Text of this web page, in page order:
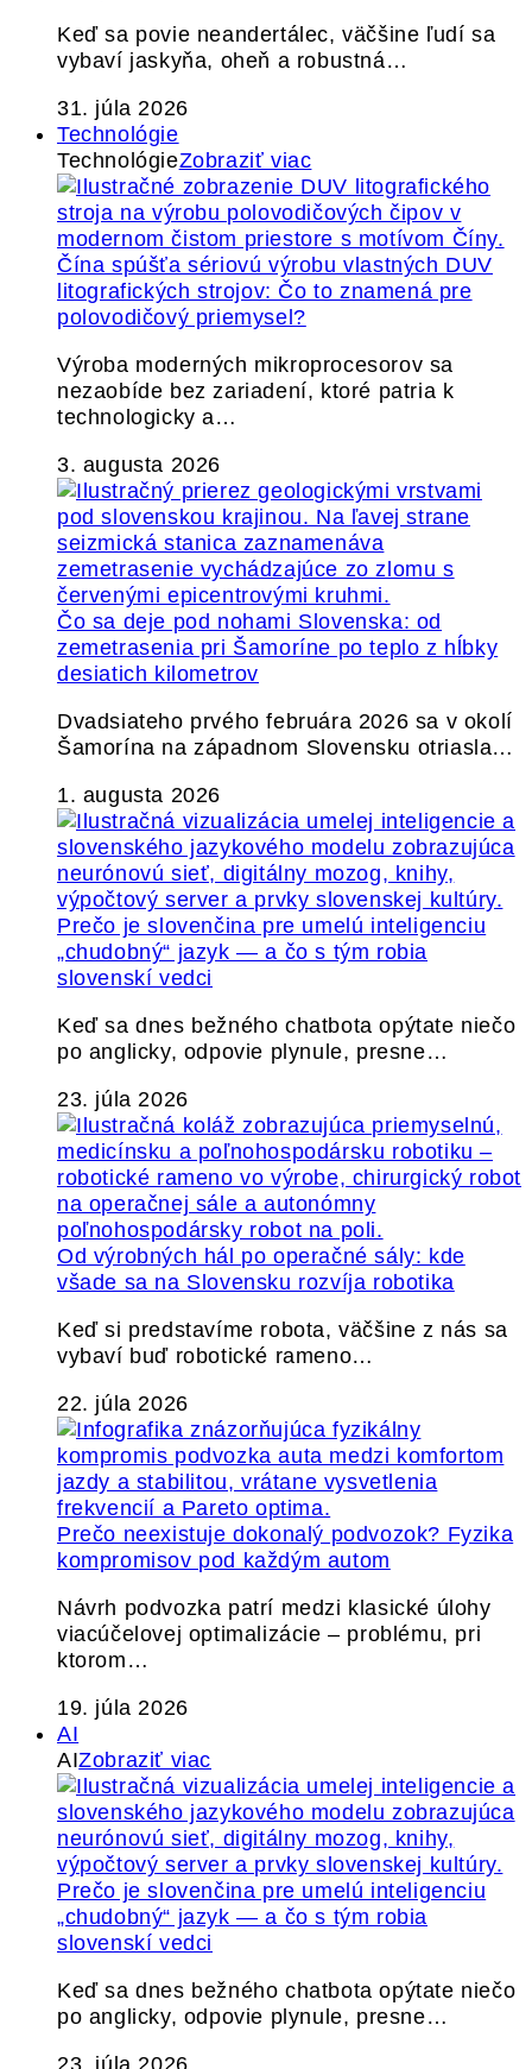
Keď sa povie neandertálec, väčšine ľudí sa
vybaví jaskyňa, oheň a robustná…
31. júla 2026
Technológie
TechnológieZobraziť viac
Čína spúšťa sériovú výrobu vlastných DUV
litografických strojov: Čo to znamená pre
polovodičový priemysel?
Výroba moderných mikroprocesorov sa
nezaobíde bez zariadení, ktoré patria k
technologicky a…
3. augusta 2026
Čo sa deje pod nohami Slovenska: od
zemetrasenia pri Šamoríne po teplo z hĺbky
desiatich kilometrov
Dvadsiateho prvého februára 2026 sa v okolí
Šamorína na západnom Slovensku otriasla…
1. augusta 2026
Prečo je slovenčina pre umelú inteligenciu
„chudobný“ jazyk — a čo s tým robia
slovenskí vedci
Keď sa dnes bežného chatbota opýtate niečo
po anglicky, odpovie plynule, presne…
23. júla 2026
Od výrobných hál po operačné sály: kde
všade sa na Slovensku rozvíja robotika
Keď si predstavíme robota, väčšine z nás sa
vybaví buď robotické rameno…
22. júla 2026
Prečo neexistuje dokonalý podvozok? Fyzika
kompromisov pod každým autom
Návrh podvozka patrí medzi klasické úlohy
viacúčelovej optimalizácie – problému, pri
ktorom…
19. júla 2026
AI
AIZobraziť viac
Prečo je slovenčina pre umelú inteligenciu
„chudobný“ jazyk — a čo s tým robia
slovenskí vedci
Keď sa dnes bežného chatbota opýtate niečo
po anglicky, odpovie plynule, presne…
23. júla 2026